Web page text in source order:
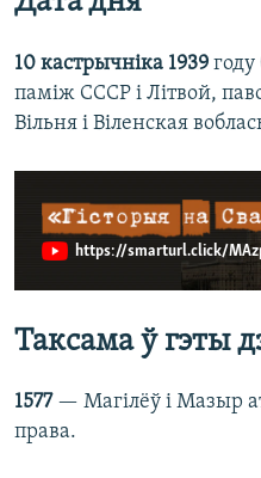
10 кастрычніка 1939
паміж СССР і Літвой,
Вільня і Віленская
https://smarturl.click/
Таксама ў гэты
1577— Магілёў і Мазыр
права.